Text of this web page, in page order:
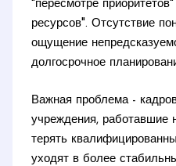
"пересмотре
ресурсов". Отсутствие
ощущение
долгосрочное
Важная проблема -
учреждения, работавшие
терять
уходят в более